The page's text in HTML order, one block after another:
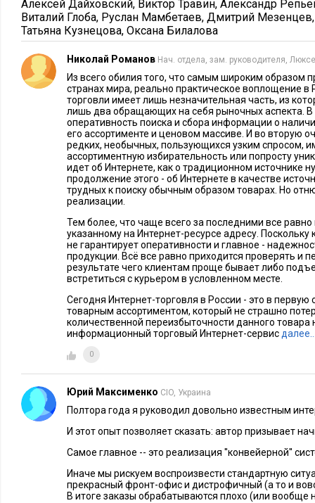
(оборачиваемость товара) и выгодными (прибыльность
Интернет можно охарактеризовать как площадку
позволяющую потребителю мгновенно переключаться на
Потерять покупателя в Интернете можно гораздо быстрее,
пришел пешком. На основе анализа практик крупнейших
Top 500 Internet Retailersвыделяются
пять ключевых правил, выполнение которых повышает
магазина.
Правило первое: представлять контрастный
Одно из преимуществ интернет-ритейла перед офлайн-
ассортиментной матрицы. Интернет-ритейлер может
SKU (Stock Keeping Unit – номенклатурная позиция) и
матрицу благодаря тому, что онлайн-магазин не имеет
площадь и в нем можно разместить сколь угодно много
Если вы хотите создать непрерывно растущий бизнес, вам
доказывать, что ваше предложение особенное. Например,
интерактивные персонализированные сервисы на сайте
вовлекающие посетителя в процесс создания товара (в
комнаты, смоделировав трехмерную модель, выбрав
H&M предлагает виртуальную примерочную и т.п.).
Правило второе: позаботиться о комфорте
Анализ многих российских интернет-магазинов
покидающих интернет-магазин в течение первой минуты,
есть на этапе «вхождения» на сайт происходят
Алексей Дайховский, Виктор Травин, Александр
Виталий Глоба, Руслан Мамбетаев, Дмитрий Мезенцев
Татьяна Кузнецова, Оксана Билалова
Николай Романов Нач. отдела, зам. руководителя,
Из всего обилия того, что самым широким образом
странах мира, реально практическое воплощение в
торговли имеет лишь незначительная часть, из
лишь два обращающих на себя рыночных аспекта. В
оперативность поиска и сбора информации о
его ассортименте и ценовом массиве. И во вторую
редких, необычных, пользующихся узким спросом,
ассортиментную избирательность или попросту
идет об Интернете, как о традиционном источнике
продолжение этого - об Интернете в качестве
трудных к поиску обычным образом товарах. Но
реализации.
Тем более, что чаще всего за последними все
указанному на Интернет-ресурсе адресу. Поскольку
не гарантирует оперативности и главное -
продукции. Всё все равно приходится проверять и
результате чего клиентам проще бывает либо
встретиться с курьером в условленном месте.
Сегодня Интернет-торговля в России - это в первую
товарным ассортиментом, который не страшно
количественной переизбыточности данного товара
информационный торговый Интернет-сервис
0
Юрий Максименко CIO, Украина
Полтора года я руководил довольно известным
И этот опыт позволяет сказать: автор призывает
Самое главное -- это реализация ''конвейерной''
Иначе мы рискуем воспроизвести стандартную
прекрасный фронт-офис и дистрофичный (а то и
В итоге заказы обрабатываются плохо (или вообще